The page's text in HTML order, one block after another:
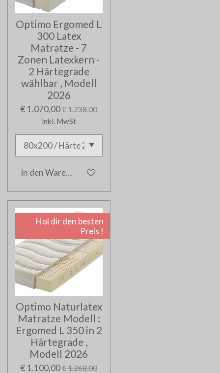
Optimo Ergomed L
300 Latex
Matratze - 7
Zonen Latexkern -
2 Härtegrade
wählbar , Modell
2026
€ 1.070,00€ 1.238,00
inkl. MwSt
In den Warenkorb
Hol dir den besten
Preis !
Optimo Naturlatex
Matratze Modell :
Ergomed L 350 in 2
Härtegrade ,
Modell 2026
€ 1.100,00€ 1.268,00